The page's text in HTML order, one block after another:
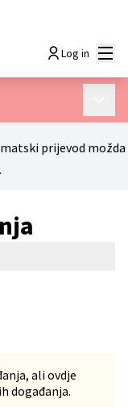
Choisir la langue
Log in
prijevod možda
ali ovdje
događanja.